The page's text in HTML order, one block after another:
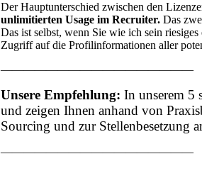
Der Hauptunterschied zwischen den
unlimitierten Usage im Recruiter.Das
Das ist selbst, wenn Sie wie ich sein
Zugriff auf die Profilinformationen aller
—————————————————
Unsere Empfehlung: In unserem 5
und zeigen Ihnen anhand von
Sourcing und zur Stellenbesetzung
—————————————————